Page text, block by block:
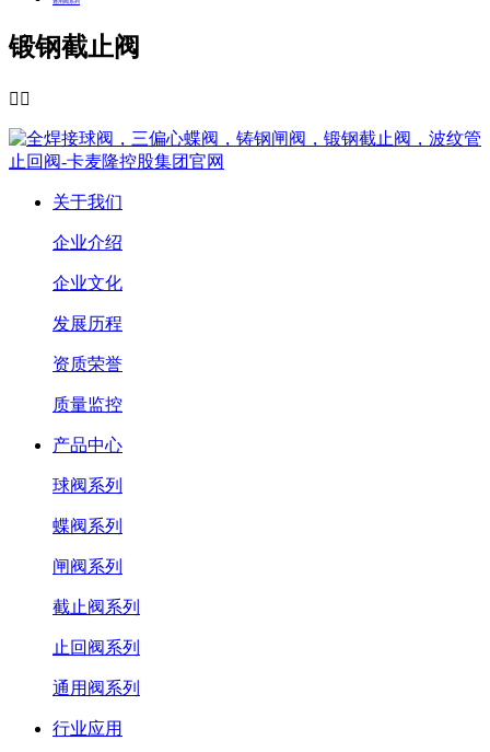
通用阀系列
锻钢截止阀
 
关于我们
企业介绍
企业文化
发展历程
资质荣誉
质量监控
产品中心
球阀系列
蝶阀系列
闸阀系列
截止阀系列
止回阀系列
通用阀系列
行业应用